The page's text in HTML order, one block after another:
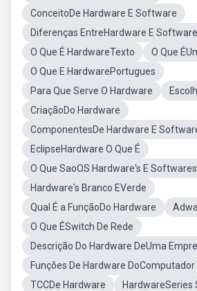
ConceitoDe Hardware E Software
Diferenças EntreHardware E Software
O Que É HardwareTexto
O Que
O Que E HardwarePortugues
Para Que Serve O Hardware
CriaçãoDo Hardware
ComponentesDe Hardware E
EclipseHardware O Que É
O Que SaoOS Hardware's E Softwares
Hardware's Branco EVerde
Qual É a FunçãoDo Hardware
O Que ÉSwitch De Rede
Descrição Do Hardware DeUma
Funções De Hardware DoComputador
TCCDe Hardware
HardwareSeries